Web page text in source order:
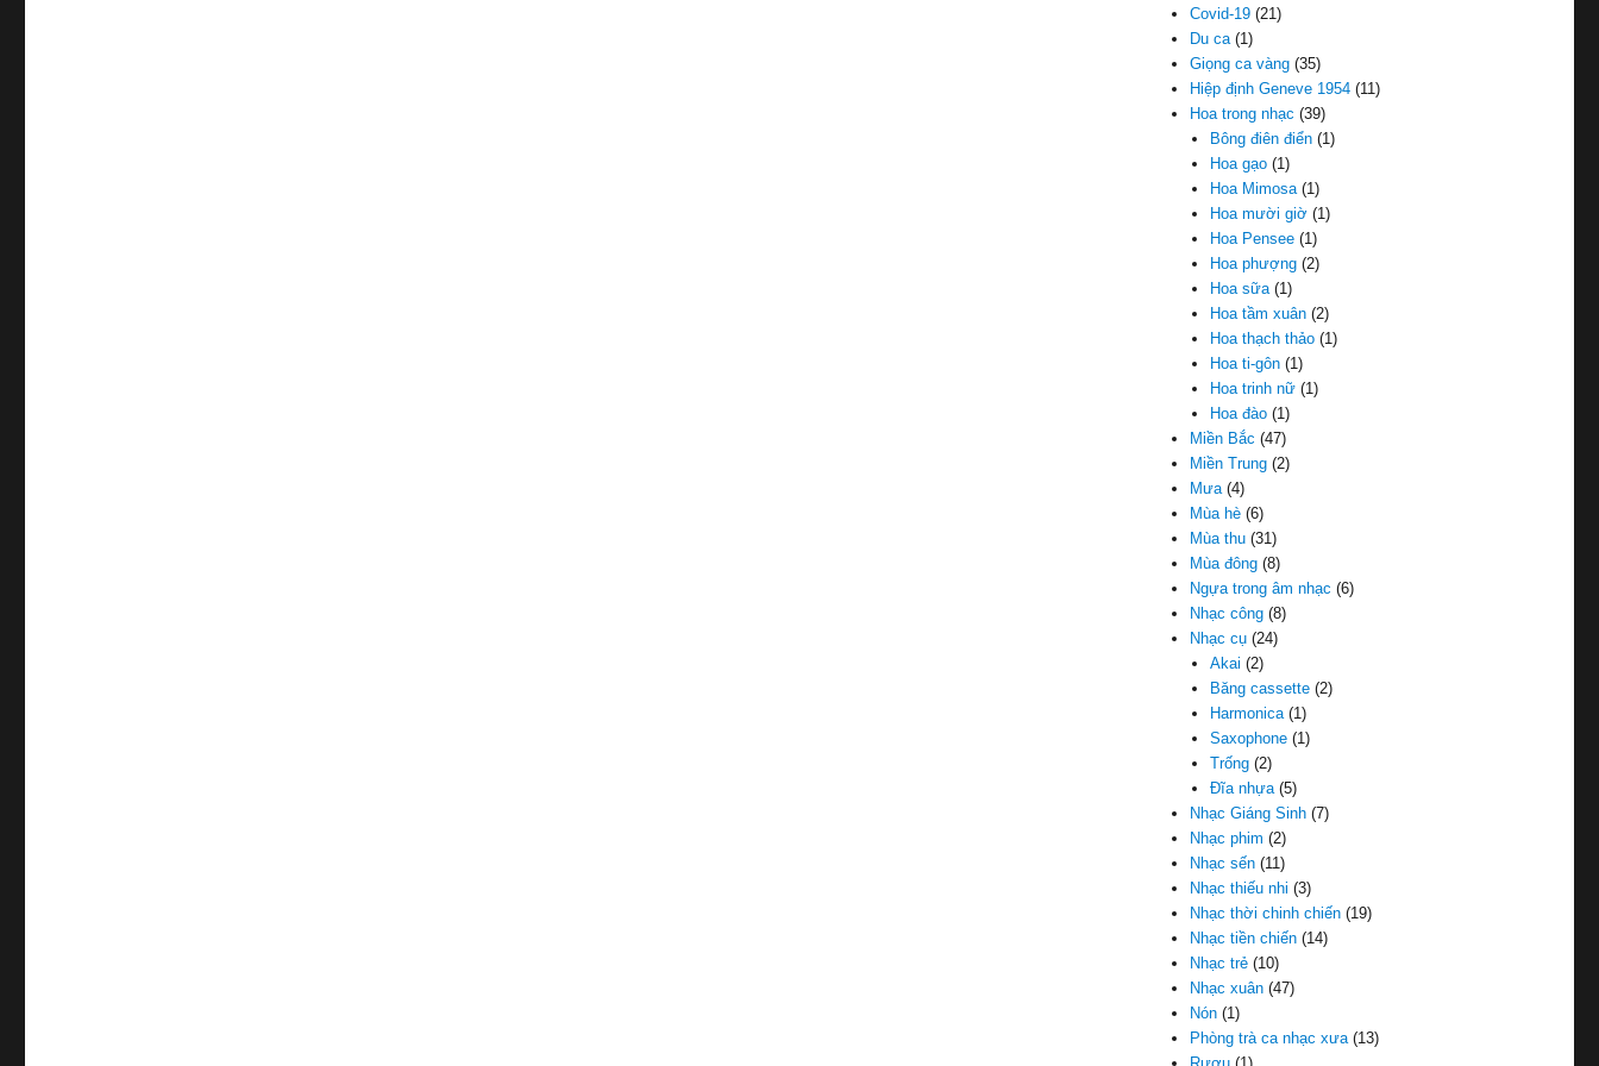
Covid-19 (21)
Du ca(1)
Giọng ca vàng (35)
Hiệp định Geneve 1954 (11)
Hoa trong nhạc (39)
Bông điên điển(1)
Hoa gạo(1)
Hoa Mimosa(1)
Hoa mười giờ(1)
Hoa Pensee(1)
Hoa phượng(2)
Hoa sữa(1)
Hoa tầm xuân(2)
Hoa thạch thảo(1)
Hoa ti-gôn(1)
Hoa trinh nữ(1)
Hoa đào(1)
Miền Bắc (47)
Miền Trung (2)
Mưa(4)
Mùa hè (6)
Mùa thu (31)
Mùa đông (8)
Ngựa trong âm nhạc (6)
Nhạc công (8)
Nhạc cụ (24)
Akai (2)
Băng cassette(2)
Harmonica(1)
Saxophone(1)
Trống(2)
Đĩa nhựa(5)
Nhạc Giáng Sinh (7)
Nhạc phim (2)
Nhạc sến (11)
Nhạc thiếu nhi (3)
Nhạc thời chinh chiến (19)
Nhạc tiền chiến (14)
Nhạc trẻ (10)
Nhạc xuân (47)
Nón (1)
Phòng trà ca nhạc xưa(13)